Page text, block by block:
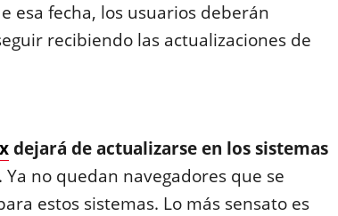
esa fecha, los usuarios deberán
recibiendo las actualizaciones de
dejará de actualizarse en los sistemas
Ya no quedan navegadores que se
estos sistemas. Lo más sensato es